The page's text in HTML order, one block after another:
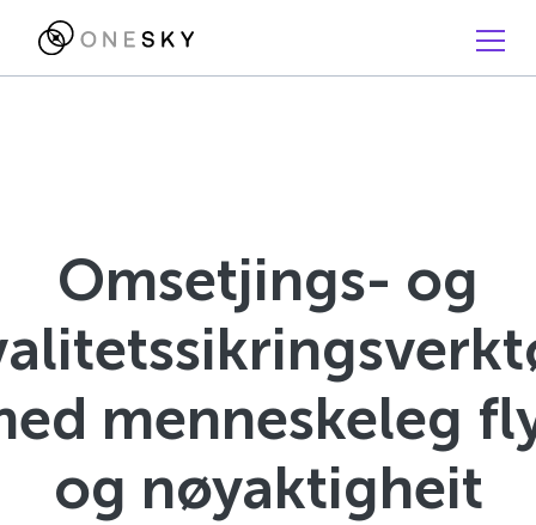
Omsetjings- og
menneskeleg
og nøyaktigheit